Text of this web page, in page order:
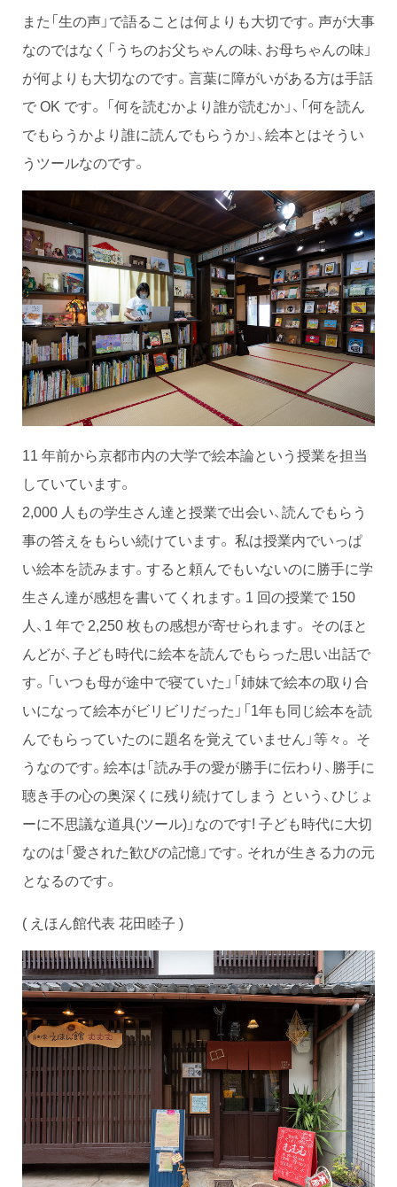
また「生の声」で語ることは何よりも大切です。声が大事
なのではなく「うちのお父ちゃんの味、お母ちゃんの味」
が何よりも大切なのです。言葉に障がいがある方は手話
で OK です。 「何を読むかより誰が読むか」、「何を読ん
でもらうかより誰に読んでもらうか」、絵本とはそうい
うツールなのです。
11 年前から京都市内の大学で絵本論という授業を担当
していています。
2,000 人もの学生さん達と授業で出会い、読んでもらう
事の答えをもらい続けています。 私は授業内でいっぱ
い絵本を読みます。すると頼んでもいないのに勝手に学
生さん達が感想を書いてくれます。1 回の授業で 150
人、1 年で 2,250 枚もの感想が寄せられます。 そのほと
んどが、子ども時代に絵本を読んでもらった思い出話で
す。「いつも母が途中で寝ていた」「姉妹で絵本の取り合
いになって絵本がビリビリだった」「1年も同じ絵本を読
んでもらっていたのに題名を覚えていません」等々。 そ
うなのです。絵本は「読み手の愛が勝手に伝わり、勝手に
聴き手の心の奥深くに残り続けてしまう という、ひじょ
ーに不思議な道具(ツール)」なのです! 子ども時代に大切
なのは「愛された歓びの記憶」です。それが生きる力の元
となるのです。
( えほん館代表 花田睦子 )